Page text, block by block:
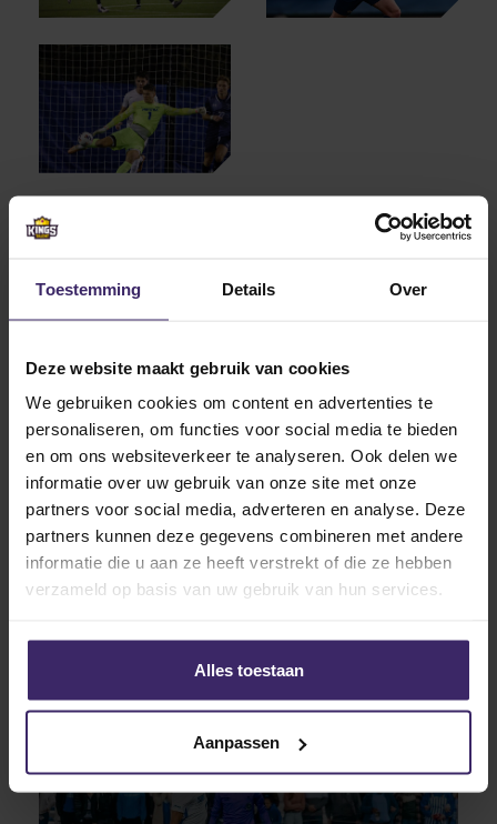
Toestemming Details Over
Deze website maakt gebruik van cookies
We gebruiken cookies om content en advertenties te
personaliseren, om functies voor social media te bieden
en om ons websiteverkeer te analyseren. Ook delen we
informatie over uw gebruik van onze site met onze
partners voor social media, adverteren en analyse. Deze
partners kunnen deze gegevens combineren met andere
informatie die u aan ze heeft verstrekt of die ze hebben
verzameld op basis van uw gebruik van hun services.
Alles toestaan
Aanpassen
Other articles from these
athletes
Jul
Highlights Updates
Wessel Speel maakt droom waar bij
Minnesota United FC in de Major
League Soccer
26
Dec